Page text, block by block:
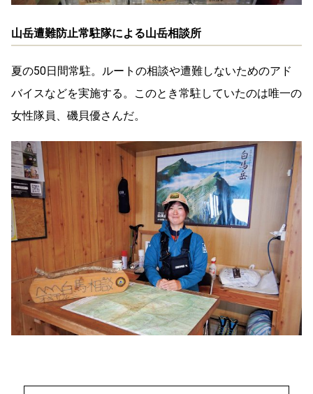
山岳遭難防止常駐隊による山岳相談所
夏の50日間常駐。ルートの相談や遭難しないためのアド
バイスなどを実施する。このとき常駐していたのは唯一の
女性隊員、磯貝優さんだ。